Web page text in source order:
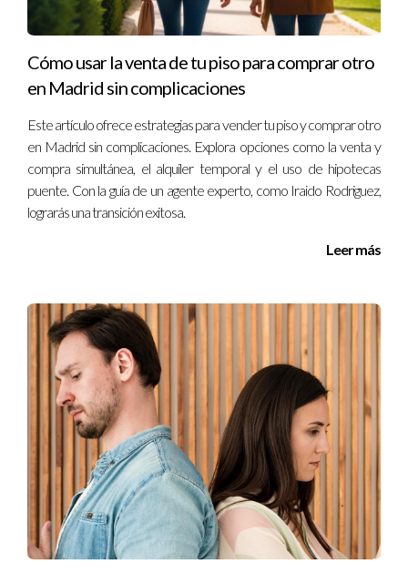
Cómo usar la venta de tu piso para comprar otro
en Madrid sin complicaciones
Este artículo ofrece estrategias para vender tu piso y comprar otro
en Madrid sin complicaciones. Explora opciones como la venta y
compra simultánea, el alquiler temporal y el uso de hipotecas
puente. Con la guía de un agente experto, como Iraido Rodriguez,
lograrás una transición exitosa.
Leer más